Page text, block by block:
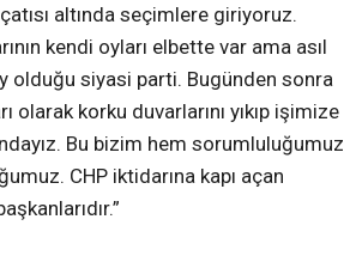
altında seçimlere giriyoruz.
kendi oyları elbette var ama asıl
olduğu siyasi parti. Bugünden sonra
olarak korku duvarlarını yıkıp işimize
Bu bizim hem sorumluluğumuz
CHP iktidarına kapı açan